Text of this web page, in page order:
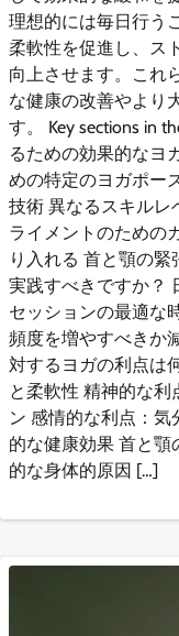
理想的には毎日行う
柔軟性を促進し、ス
向上させます。これ
な健康の改善やより
す。 Key sections in
るための効果的なヨ
めの特定のヨガポー
技術 異なるスキルレ
ライメントのための
り入れる 首と顎の
実践すべきですか？
セッションの最適な
頻度を増やすべきか
対するヨガの利点は
と柔軟性 精神的な利
ン 感情的な利点：
的な健康効果 首と
的な身体的原因 […]